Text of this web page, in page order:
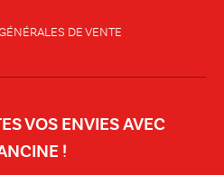
DE VENTE
VOS ENVIES AVEC
!